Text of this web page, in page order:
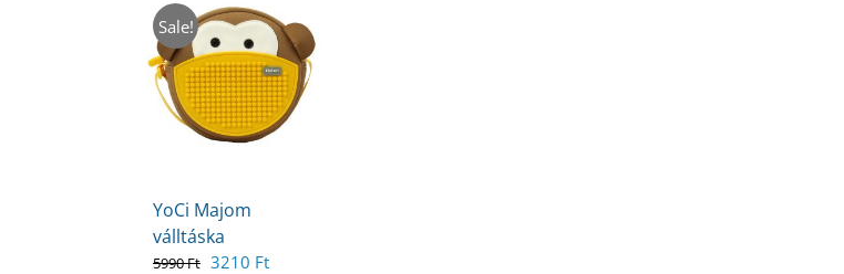
Sale!
YoCi Majom
válltáska
5990Ft Original
3210 FtCurrent